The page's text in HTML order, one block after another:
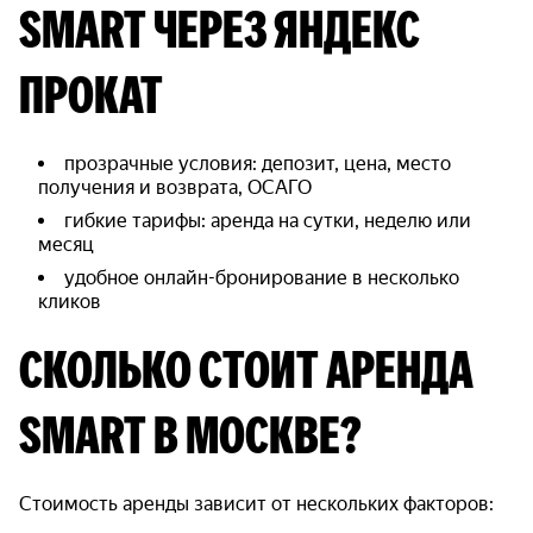
SMART ЧЕРЕЗ ЯНДЕКС
ПРОКАТ
прозрачные условия: депозит, цена, место
получения и возврата, ОСАГО
гибкие тарифы: аренда на сутки, неделю или
месяц
удобное онлайн-бронирование в несколько
кликов
СКОЛЬКО СТОИТ АРЕНДА
SMART В МОСКВЕ?
Стоимость аренды зависит от нескольких факторов: